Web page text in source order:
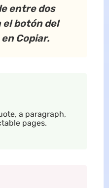
entre dos
el botón del
en Copiar.
a paragraph,
pages.